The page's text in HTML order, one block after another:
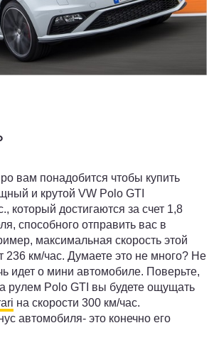
вам понадобится чтобы купить
и крутой VW Polo GTI
который достигаются за счет 1,8
способного отправить вас в
максимальная скорость этой
236 км/час. Думаете это не много? Не
идет о мини автомобиле. Поверьте,
рулем Polo GTI вы будете ощущать
на скорости 300 км/час.
автомобиля- это конечно его